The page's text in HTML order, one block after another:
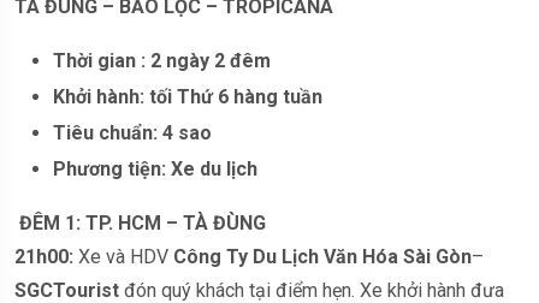
TÀ ĐÙNG – BẢO LỘC – TROPICANA
Thời gian : 2 ngày 2 đêm
Khởi hành: tối Thứ 6 hàng tuần
Tiêu chuẩn: 4 sao
Phương tiện: Xe du lịch
ĐÊM 1: TP. HCM – TÀ ĐÙNG
21h00: Xe và HDV Công Ty Du Lịch Văn Hóa Sài Gòn–
SGCTourist đón quý khách tại điểm hẹn. Xe khởi hành đưa